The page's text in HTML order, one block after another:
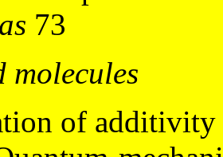
73
molecules
of